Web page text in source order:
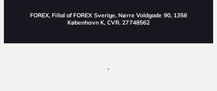
FOREX, Filial af FOREX Sverige, Nørre Voldgade 90, 1358
København K, CVR. 27748562
,